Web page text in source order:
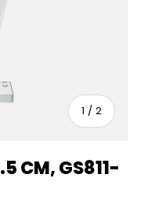
1 / sau
2
CM, GS811-